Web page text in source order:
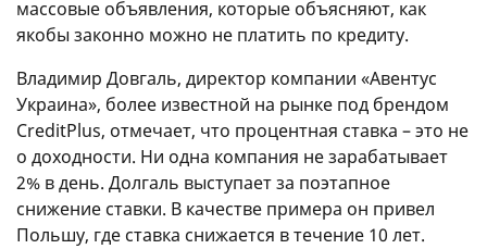
массовые объявления, которые объясняют, как
якобы законно можно не платить по кредиту.
Владимир Довгаль, директор компании «Авентус
Украина», более известной на рынке под брендом
CreditPlus, отмечает, что процентная ставка – это не
о доходности. Ни одна компания не зарабатывает
2% в день. Долгаль выступает за поэтапное
снижение ставки. В качестве примера он привел
Польшу, где ставка снижается в течение 10 лет.